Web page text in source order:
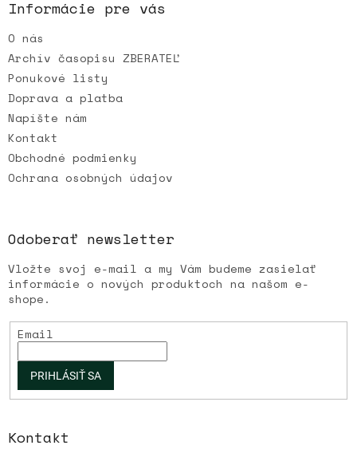
i
e
Informácie pre vás
O nás
Archív časopisu ZBERATEĽ
Ponukové listy
Doprava a platba
Napíšte nám
Kontakt
Obchodné podmienky
Ochrana osobných údajov
Odoberať newsletter
Vložte svoj e-mail a my Vám budeme zasielať
informácie o nových produktoch na našom e-
shope.
Email
PRIHLÁSIŤ SA
Kontakt